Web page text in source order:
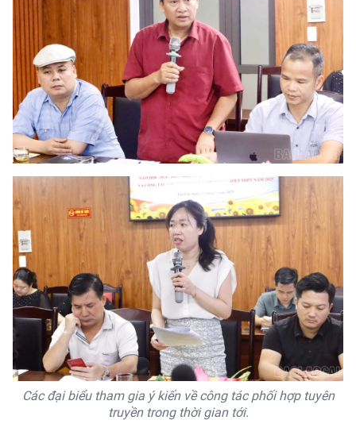
Các đại biểu tham gia ý kiến về công tác phối hợp tuyên
truyền trong thời gian tới.